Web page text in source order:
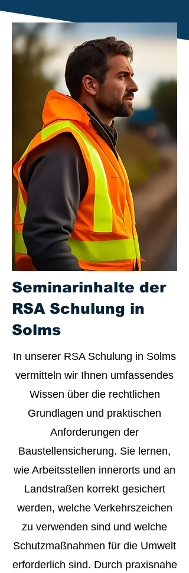
Seminarinhalte der
RSA Schulung in
Solms
In unserer RSA Schulung in Solms
vermitteln wir Ihnen umfassendes
Wissen über die rechtlichen
Grundlagen und praktischen
Anforderungen der
Baustellensicherung. Sie lernen,
wie Arbeitsstellen innerorts und an
Landstraßen korrekt gesichert
werden, welche Verkehrszeichen
zu verwenden sind und welche
Schutzmaßnahmen für die Umwelt
erforderlich sind. Durch praxisnahe